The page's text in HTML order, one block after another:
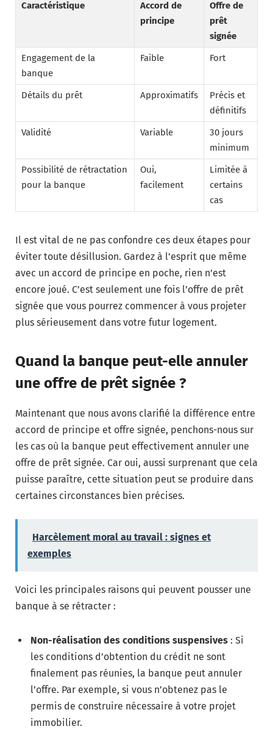
Caractéristique
Accord de
principe
Offre de
prêt
signée
Engagement de la
banque
Faible Fort
Détails du prêt Approximatifs
Précis et
définitifs
Validité
Variable
30 jours
minimum
Possibilité de rétractation
pour la banque
Oui,
facilement
Limitée à
certains
cas
Il est vital de ne pas confondre ces deux étapes pour
éviter toute désillusion. Gardez à l’esprit que même
avec un accord de principe en poche, rien n’est
encore joué. C’est seulement une fois l’offre de prêt
signée que vous pourrez commencer à vous projeter
plus sérieusement dans votre futur logement.
Quand la banque peut-elle annuler
une offre de prêt signée ?
Maintenant que nous avons clarifié la différence entre
accord de principe et offre signée, penchons-nous sur
les cas où la banque peut effectivement annuler une
offre de prêt signée. Car oui, aussi surprenant que cela
puisse paraître, cette situation peut se produire dans
certaines circonstances bien précises.
Harcèlement moral au travail : signes et
exemples
Voici les principales raisons qui peuvent pousser une
banque à se rétracter :
Non-réalisation des conditions suspensives : Si
les conditions d’obtention du crédit ne sont
finalement pas réunies, la banque peut annuler
l’offre. Par exemple, si vous n’obtenez pas le
permis de construire nécessaire à votre projet
immobilier.